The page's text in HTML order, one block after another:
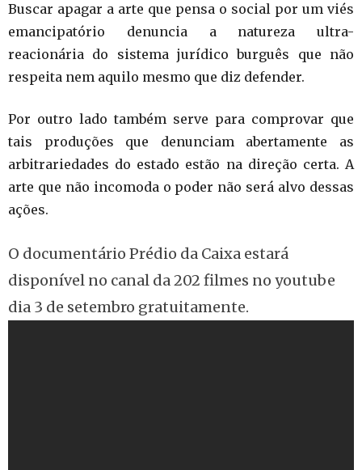
Buscar apagar a arte que pensa o social por um viés
emancipatório denuncia a natureza ultra-
reacionária do sistema jurídico burguês que não
respeita nem aquilo mesmo que diz defender.
Por outro lado também serve para comprovar que
tais produções que denunciam abertamente as
arbitrariedades do estado estão na direção certa. A
arte que não incomoda o poder não será alvo dessas
ações.
O documentário Prédio da Caixa estará
disponível no canal da 202 filmes no youtube
dia 3 de setembro gratuitamente.